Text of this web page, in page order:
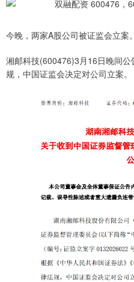
今晚，两家A股公司被证监会立案。
湘邮科技(600476)3月16日晚间
规，中国证监会决定对公司立案。